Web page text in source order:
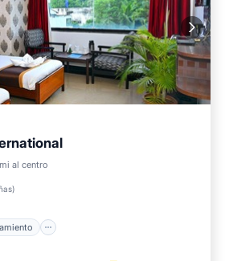
al centro
)
Aparcamiento